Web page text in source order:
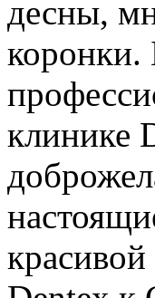
десны,
коронки.
клинике